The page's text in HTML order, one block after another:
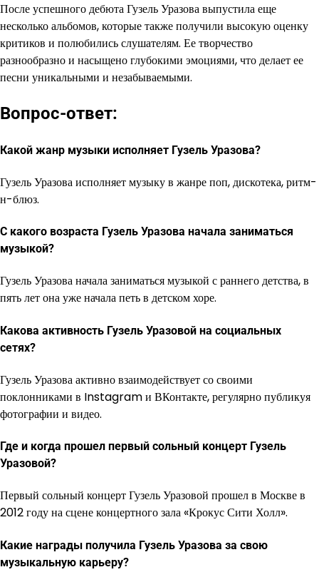
После успешного дебюта Гузель Уразова выпустила еще
несколько альбомов, которые также получили высокую оценку
критиков и полюбились слушателям. Ее творчество
разнообразно и насыщено глубокими эмоциями, что делает ее
песни уникальными и незабываемыми.
Вопрос-ответ:
Какой жанр музыки исполняет Гузель Уразова?
Гузель Уразова исполняет музыку в жанре поп, дискотека, ритм-
н-блюз.
С какого возраста Гузель Уразова начала заниматься
музыкой?
Гузель Уразова начала заниматься музыкой с раннего детства, в
пять лет она уже начала петь в детском хоре.
Какова активность Гузель Уразовой на социальных
сетях?
Гузель Уразова активно взаимодействует со своими
поклонниками в Instagram и ВКонтакте, регулярно публикуя
фотографии и видео.
Где и когда прошел первый сольный концерт Гузель
Уразовой?
Первый сольный концерт Гузель Уразовой прошел в Москве в
2012 году на сцене концертного зала «Крокус Сити Холл».
Какие награды получила Гузель Уразова за свою
музыкальную карьеру?